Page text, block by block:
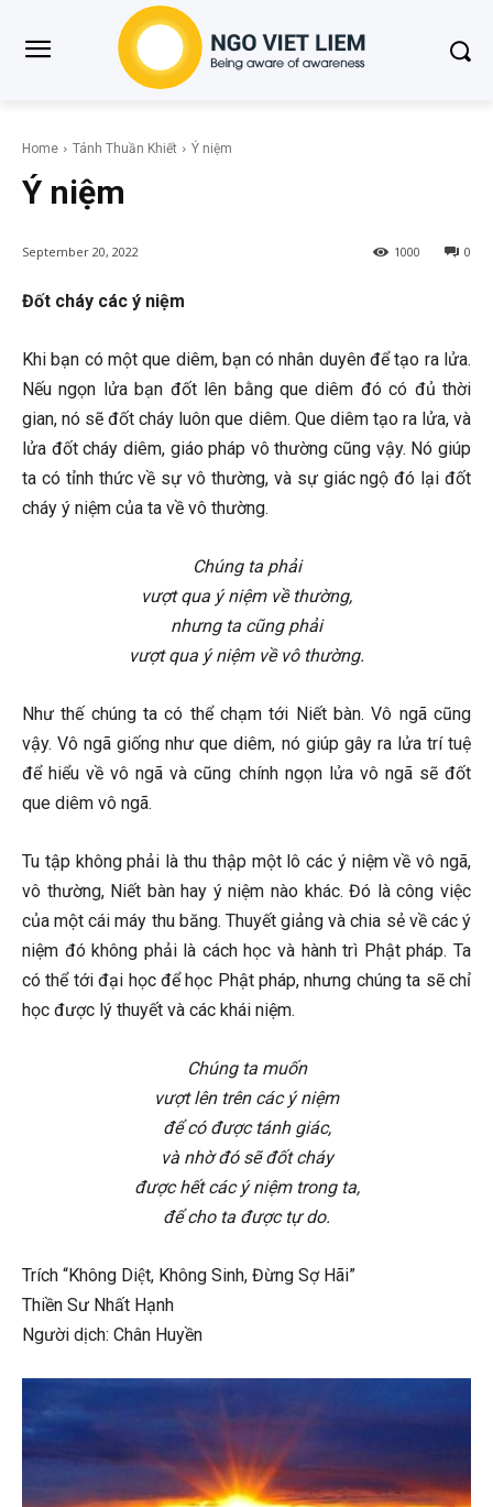
Home Tánh Thuần Khiết Ý niệm
Ý niệm
September 20, 2022 0
1000
Đốt cháy các ý niệm
Khi bạn có một que diêm, bạn có nhân duyên để tạo ra lửa.
Nếu ngọn lửa bạn đốt lên bằng que diêm đó có đủ thời
gian, nó sẽ đốt cháy luôn que diêm. Que diêm tạo ra lửa, và
lửa đốt cháy diêm, giáo pháp vô thường cũng vậy. Nó giúp
ta có tỉnh thức về sự vô thường, và sự giác ngộ đó lại đốt
cháy ý niệm của ta về vô thường.
Chúng ta phải
vượt qua ý niệm về thường,
nhưng ta cũng phải
vượt qua ý niệm về vô thường.
Như thế chúng ta có thể chạm tới Niết bàn. Vô ngã cũng
vậy. Vô ngã giống như que diêm, nó giúp gây ra lửa trí tuệ
để hiểu về vô ngã và cũng chính ngọn lửa vô ngã sẽ đốt
que diêm vô ngã.
Tu tập không phải là thu thập một lô các ý niệm về vô ngã,
vô thường, Niết bàn hay ý niệm nào khác. Đó là công việc
của một cái máy thu băng. Thuyết giảng và chia sẻ về các ý
niệm đó không phải là cách học và hành trì Phật pháp. Ta
có thể tới đại học để học Phật pháp, nhưng chúng ta sẽ chỉ
học được lý thuyết và các khái niệm.
Chúng ta muốn
vượt lên trên các ý niệm
để có được tánh giác,
và nhờ đó sẽ đốt cháy
được hết các ý niệm trong ta,
để cho ta được tự do.
Trích “Không Diệt, Không Sinh, Đừng Sợ Hãi”
Thiền Sư Nhất Hạnh
Người dịch: Chân Huyền